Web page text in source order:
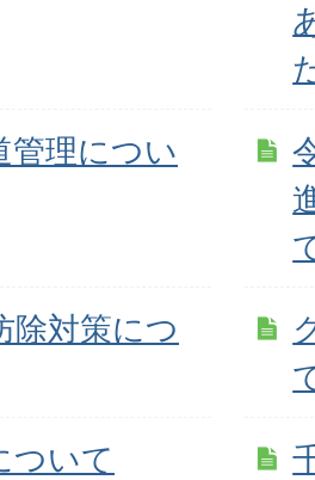
管理につい
除対策につ
ついて